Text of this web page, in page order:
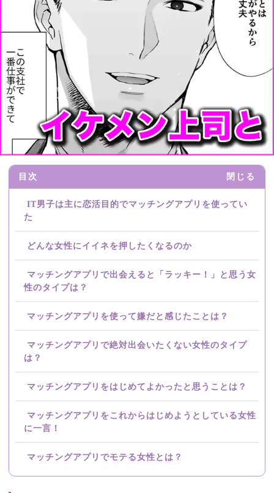
目次 閉じる
IT男子は主に恋活目的でマッチングアプリを使ってい
た
どんな女性にイイネを押したくなるのか
マッチングアプリで出会えると「ラッキー！」と思う女
性のタイプは？
マッチングアプリを使って嫌だと感じたことは？
マッチングアプリで絶対出会いたくない女性のタイプ
は？
マッチングアプリをはじめてよかったと思うことは？
マッチングアプリをこれからはじめようとしている女性
に一言！
マッチングアプリでモテる女性とは？